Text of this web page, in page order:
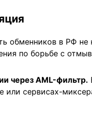
обменников в РФ
по борьбе с
через AML-фильтр.
или сервисах-